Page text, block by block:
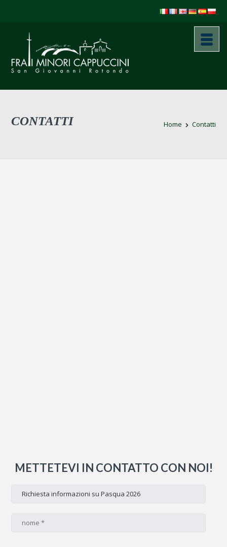
CONTATTI Home Contatti
METTETEVI IN CONTATTO CON NOI!